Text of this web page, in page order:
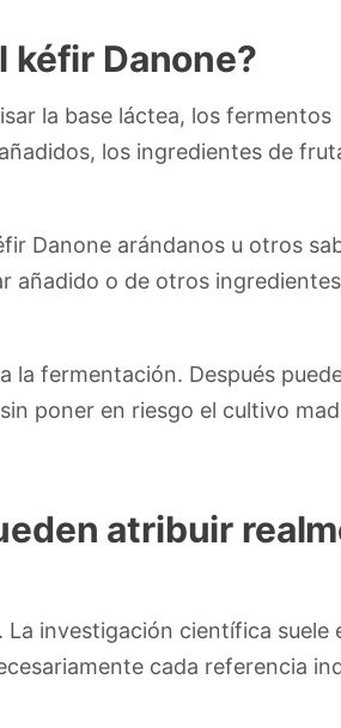
kéfir Danone?
la base láctea, los fermentos
los ingredientes de
Danone arándanos u otros
añadido o de otros
la fermentación. Después
poner en riesgo el cultivo
atribuir
investigación científica suele
cada referencia